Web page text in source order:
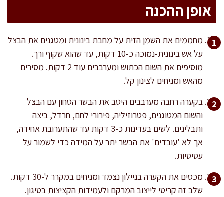
אופן ההכנה
מחממים את השמן הזית על מחבת בינונית ומטגנים את הבצל
על אש בינונית-נמוכה כ-10 דקות, עד שהוא שקוף ורך.
מוסיפים את השום הכתוש ומערבבים עוד 2 דקות. מסירים
מהאש ומניחים לצינון קל.
בקערה רחבה מערבבים היטב את הבשר הטחון עם הבצל
והשום המטוגנים, פטרוזיליה, פירורי לחם, חרדל, ביצה
ותבלינים. לשים בעדינות כ-3 דקות עד שהתערובת אחידה,
אך לא 'עובדים' את הבשר יתר על המידה כדי לשמור על
עסיסיות.
מכסים את הקערה בניילון נצמד ומניחים במקרר ל-30 דקות.
שלב זה קריטי לייצוב המרקם ולעמידות הקציצות בטיגון.